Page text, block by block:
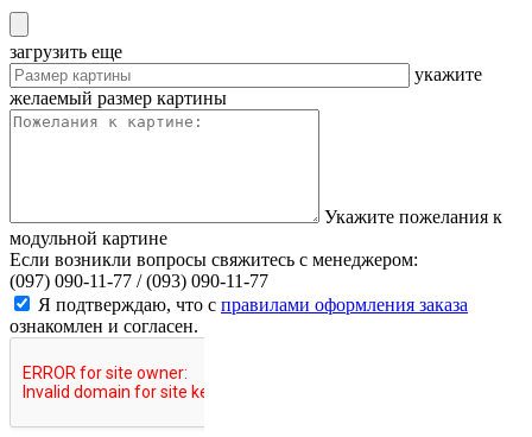
загрузить еще
укажите
желаемый размер картины
Укажите пожелания к
модульной картине
Если возникли вопросы свяжитесь с менеджером:
(097) 090-11-77 /(093) 090-11-77
Я подтверждаю, что с правилами оформления заказа
ознакомлен и согласен.